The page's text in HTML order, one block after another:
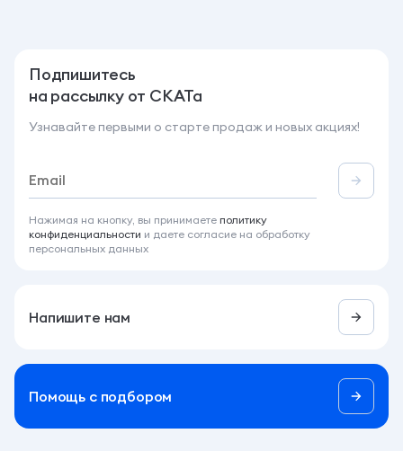
Подпишитесь
на рассылку от СКАТа
Узнавайте первыми о старте продаж и новых акциях!
Нажимая на кнопку, вы принимаете политику
конфиденциальности и даете согласие на обработку
персональных данных
Напишите нам
Помощь c подбором